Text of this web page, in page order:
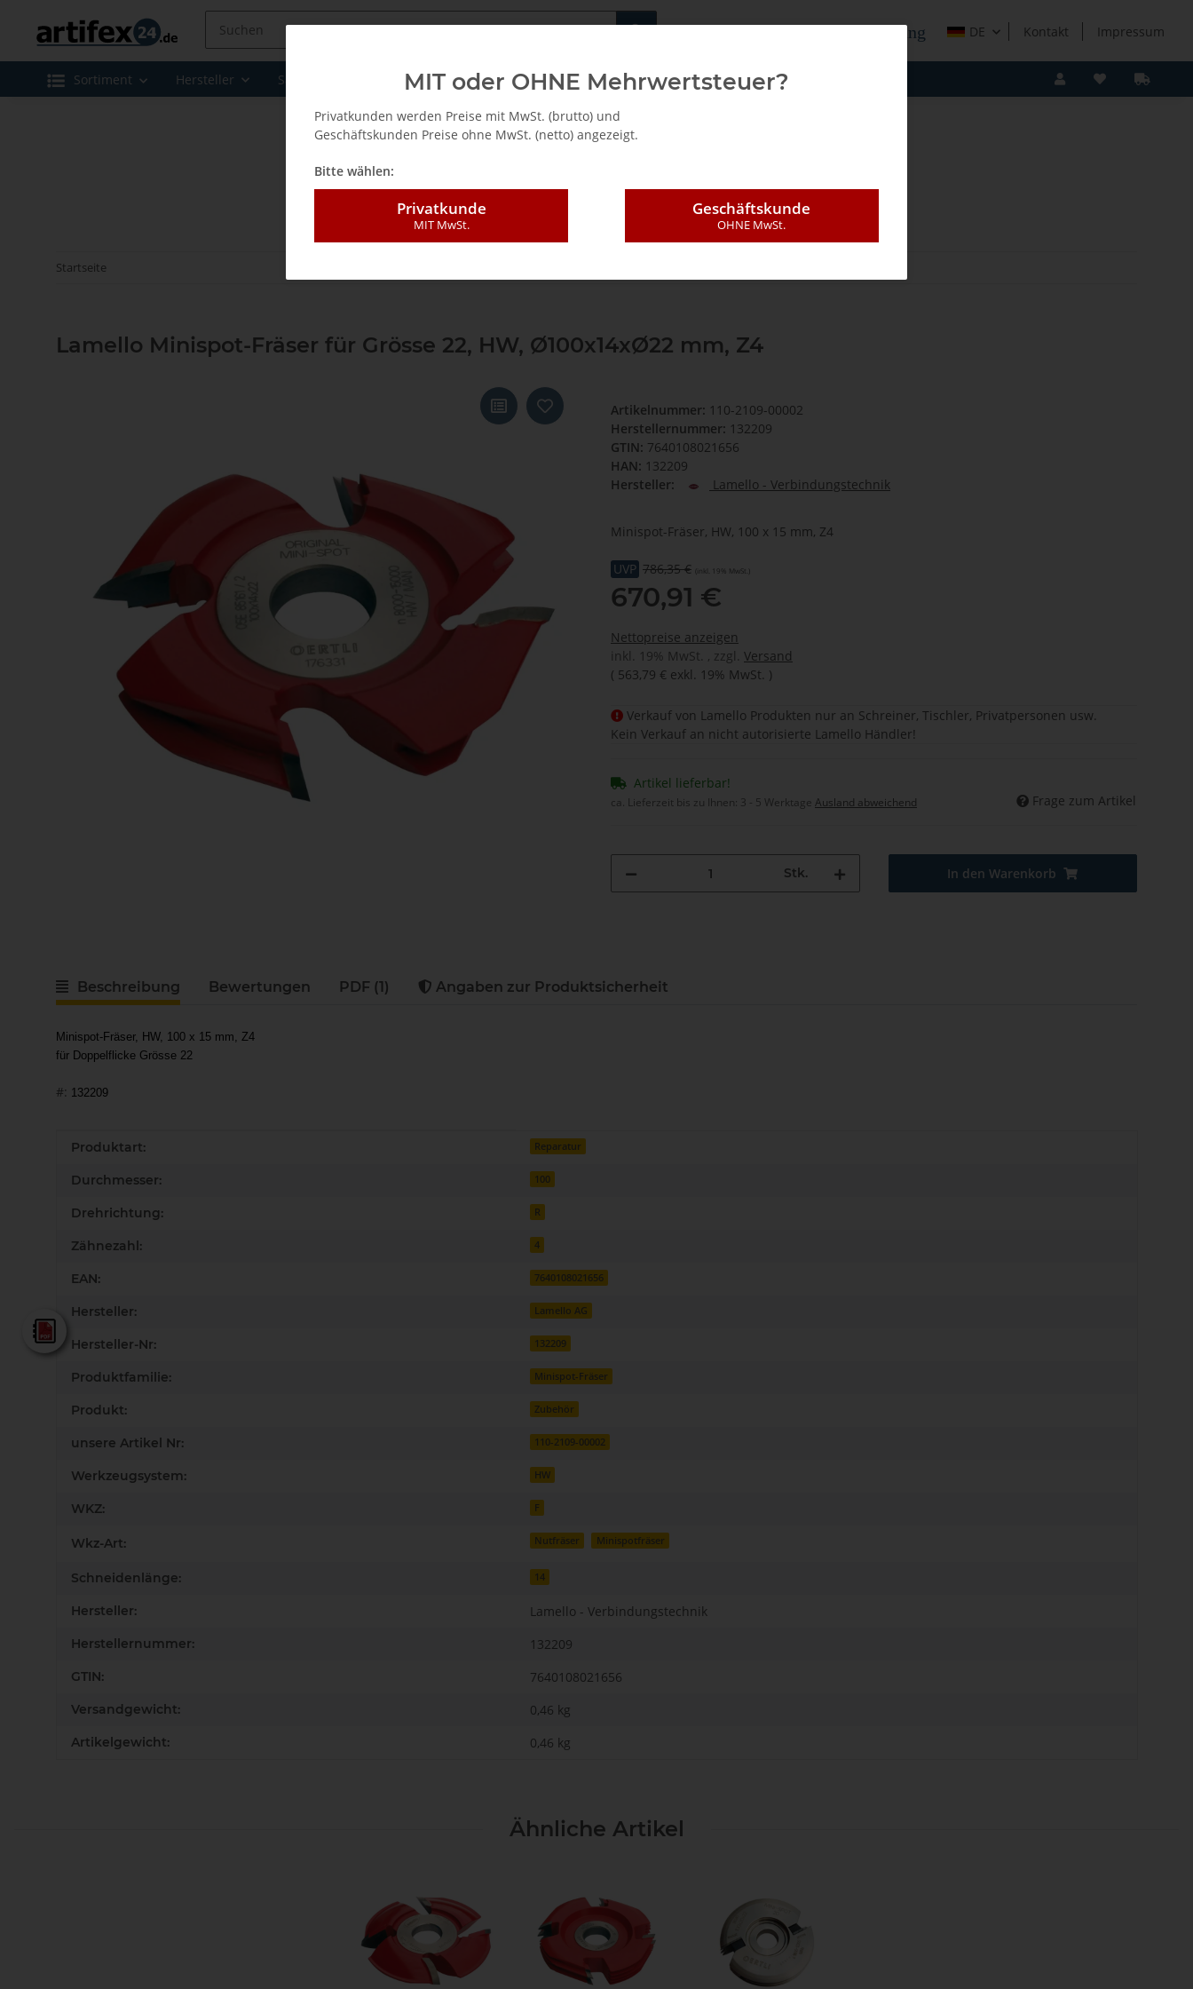
Fachshop für die Holzverarbeitung DE Kontakt Impressum
Sortiment Hersteller Sale Leasing / Mietkauf
Startseite
Lamello Minispot-Fräser für Grösse 22, HW, Ø100x14xØ22 mm, Z4
Artikelnummer: 110-2109-00002
Herstellernummer: 132209
GTIN: 7640108021656
HAN: 132209
Hersteller:
Lamello - Verbindungstechnik
Minispot-Fräser, HW, 100 x 15 mm, Z4
UVP 786,35 € (inkl. 19% MwSt.)
670,91 €
Nettopreise anzeigen
inkl. 19% MwSt. , zzgl. Versand
( 563,79 € exkl. 19% MwSt. )
Verkauf von Lamello Produkten nur an Schreiner, Tischler, Privatpersonen usw.
Kein Verkauf an nicht autorisierte Lamello Händler!
Artikel lieferbar!
ca. Lieferzeit bis zu Ihnen: 3 - 5 Werktage Ausland abweichend Frage zum Artikel
Stk. In den Warenkorb
Beschreibung Bewertungen PDF (1) Angaben zur Produktsicherheit
Minispot-Fräser, HW, 100 x 15 mm, Z4
für Doppelflicke Grösse 22
#: 132209
Produkteigenschaft
Wert
Produktart: Reparatur
Durchmesser: 100
Drehrichtung: R
Zähnezahl: 4
EAN: 7640108021656
Hersteller: Lamello AG
Hersteller-Nr: 132209
Produktfamilie: Minispot-Fräser
Produkt: Zubehör
unsere Artikel Nr: 110-2109-00002
Werkzeugsystem: HW
WKZ: F
Wkz-Art: Nutfräser Minispotfräser
Schneidenlänge: 14
Hersteller: Lamello - Verbindungstechnik
Herstellernummer: 132209
GTIN: 7640108021656
Versandgewicht: 0,46 kg
Artikelgewicht: 0,46 kg
Ähnliche Artikel
MIT oder OHNE Mehrwertsteuer?
Privatkunden werden Preise mit MwSt. (brutto) und
Geschäftskunden Preise ohne MwSt. (netto) angezeigt.
Bitte wählen:
Privatkunde
MIT MwSt.
Geschäftskunde
OHNE MwSt.